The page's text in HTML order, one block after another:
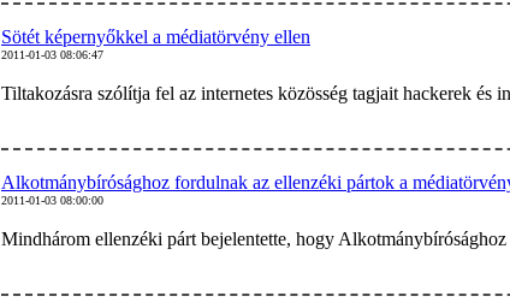
Sötét képernyőkkel a médiatörvény ellen
2011-01-03 08:06:47
Tiltakozásra szólítja fel az internetes közösség tagjait hackerek
Alkotmánybírósághoz fordulnak az ellenzéki pártok a
2011-01-03 08:00:00
Mindhárom ellenzéki párt bejelentette, hogy